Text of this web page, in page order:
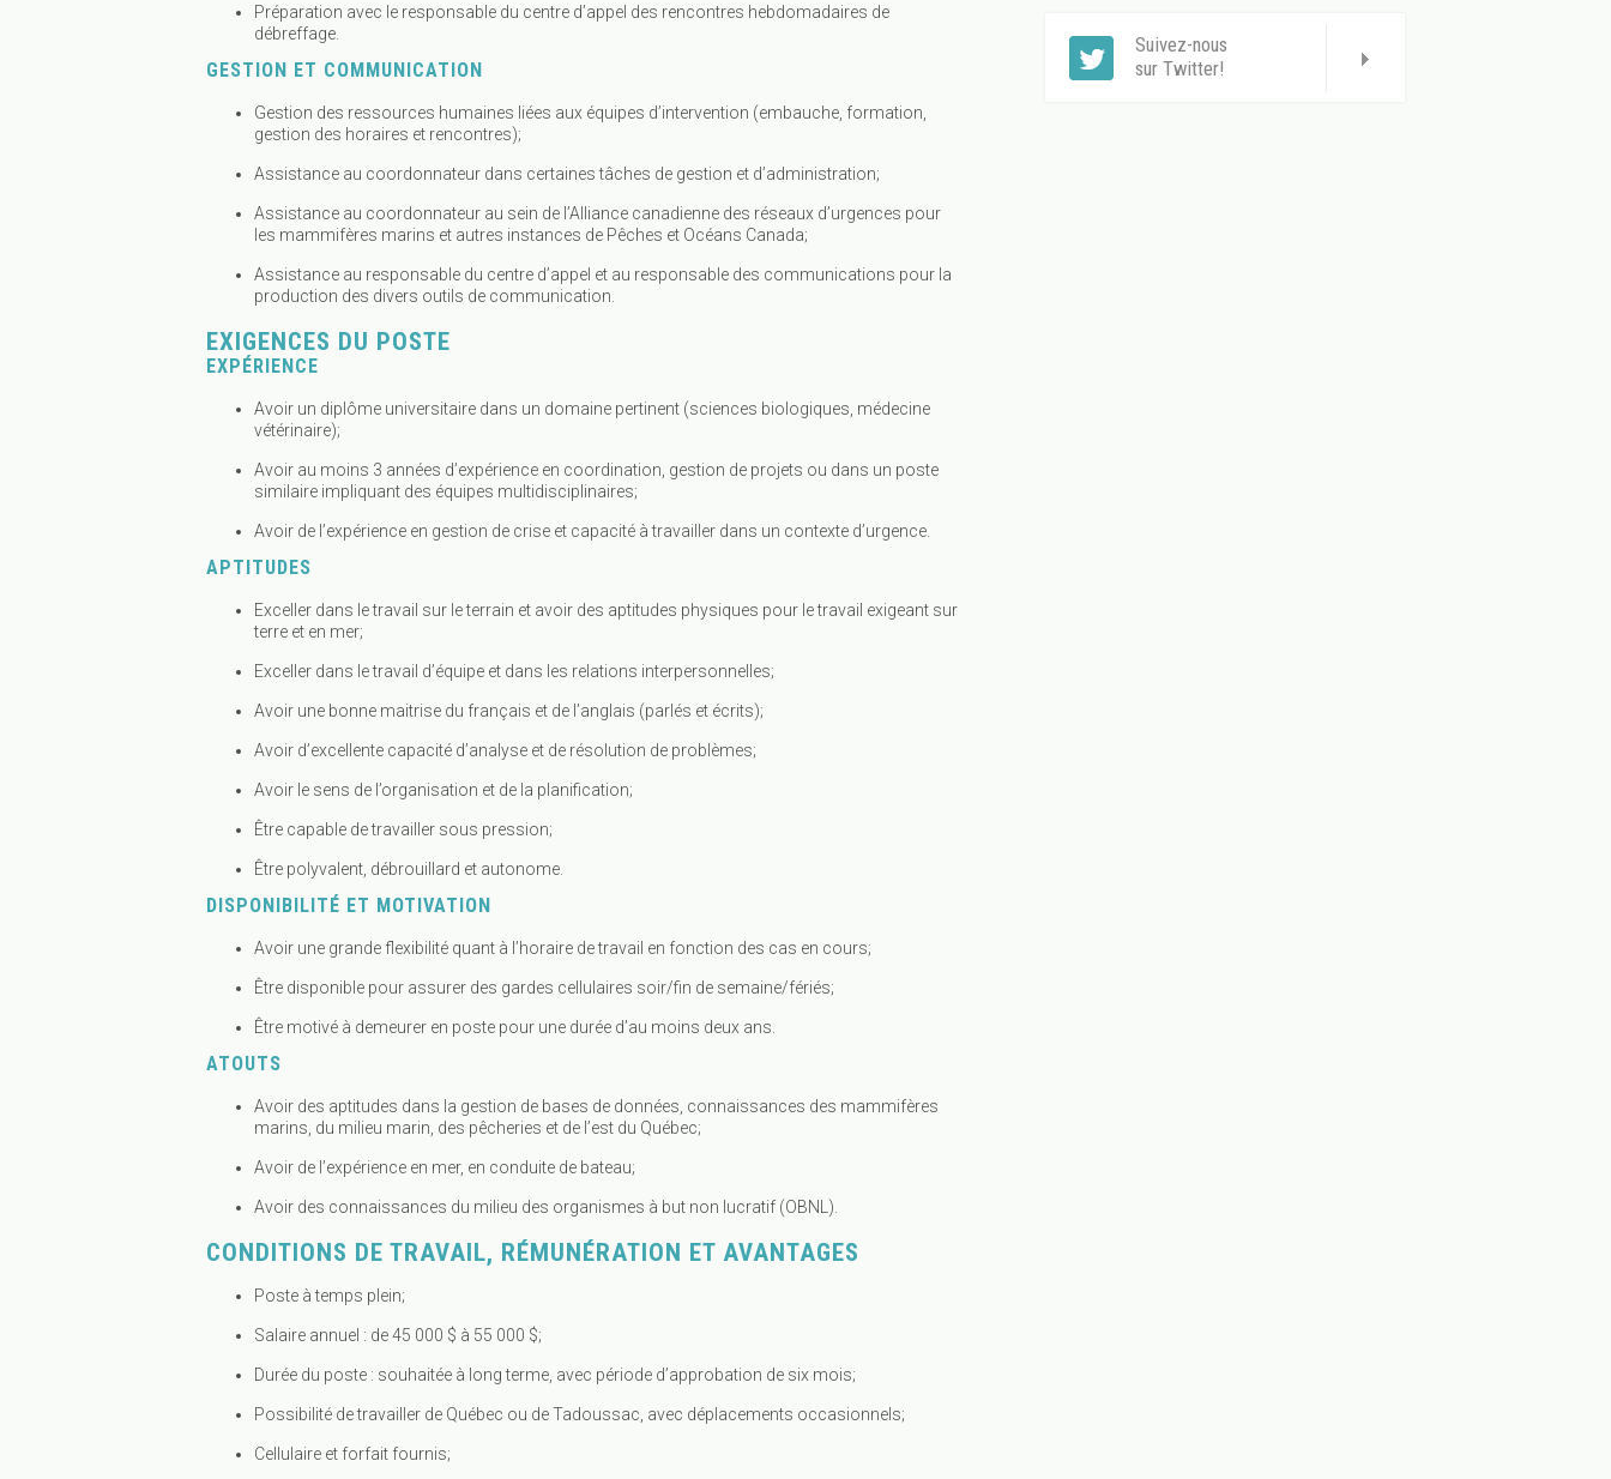
Préparation avec le responsable du centre d’appel des rencontres hebdomadaires de
débreffage.
GESTION ET COMMUNICATION
Gestion des ressources humaines liées aux équipes d’intervention (embauche, formation,
gestion des horaires et rencontres);
Assistance au coordonnateur dans certaines tâches de gestion et d’administration;
Assistance au coordonnateur au sein de l’Alliance canadienne des réseaux d’urgences pour
les mammifères marins et autres instances de Pêches et Océans Canada;
Assistance au responsable du centre d’appel et au responsable des communications pour la
production des divers outils de communication.
EXIGENCES DU POSTE
EXPÉRIENCE
Avoir un diplôme universitaire dans un domaine pertinent (sciences biologiques, médecine
vétérinaire);
Avoir au moins 3 années d’expérience en coordination, gestion de projets ou dans un poste
similaire impliquant des équipes multidisciplinaires;
Avoir de l’expérience en gestion de crise et capacité à travailler dans un contexte d’urgence.
APTITUDES
Exceller dans le travail sur le terrain et avoir des aptitudes physiques pour le travail exigeant sur
terre et en mer;
Exceller dans le travail d’équipe et dans les relations interpersonnelles;
Avoir une bonne maitrise du français et de l’anglais (parlés et écrits);
Avoir d’excellente capacité d’analyse et de résolution de problèmes;
Avoir le sens de l’organisation et de la planification;
Être capable de travailler sous pression;
Être polyvalent, débrouillard et autonome.
DISPONIBILITÉ ET MOTIVATION
Avoir une grande flexibilité quant à l’horaire de travail en fonction des cas en cours;
Être disponible pour assurer des gardes cellulaires soir/fin de semaine/fériés;
Être motivé à demeurer en poste pour une durée d’au moins deux ans.
ATOUTS
Avoir des aptitudes dans la gestion de bases de données, connaissances des mammifères
marins, du milieu marin, des pêcheries et de l’est du Québec;
Avoir de l’expérience en mer, en conduite de bateau;
Avoir des connaissances du milieu des organismes à but non lucratif (OBNL).
CONDITIONS DE TRAVAIL, RÉMUNÉRATION ET AVANTAGES
Poste à temps plein;
Salaire annuel : de 45 000 $ à 55 000 $;
Durée du poste : souhaitée à long terme, avec période d’approbation de six mois;
Possibilité de travailler de Québec ou de Tadoussac, avec déplacements occasionnels;
Cellulaire et forfait fournis;
Suivez-nous
sur Twitter!